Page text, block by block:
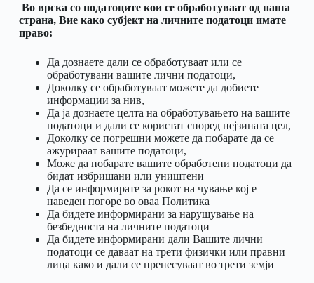
Во врска со податоците кои се обработуваат од наша
страна, Вие како субјект на личните податоци имате
право:
Да дознаете дали се обработуваат или се
обработувани вашите лични податоци,
Доколку се обработуваат можете да добиете
информации за нив,
Да ја дознаете целта на обработувањето на вашите
податоци и дали се користат според нејзината цел,
Доколку се погрешни можете да побарате да се
ажурираат вашите податоци,
Може да побарате вашите обработени податоци да
бидат избришани или уништени
Да се информирате за рокот на чување кој е
наведен погоре во оваа Политика
Да бидете информирани за нарушување на
безбедноста на личните податоци
Да бидете информирани дали Вашите лични
податоци се даваат на трети физички или правни
лица како и дали се пренесуваат во трети земји